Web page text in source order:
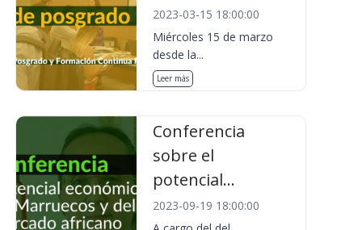
2023-03-15 18:00:00
Miércoles 15 de marzo
desde la...
Leer más
Conferencia
sobre el
potencial...
2023-09-19 18:00:00